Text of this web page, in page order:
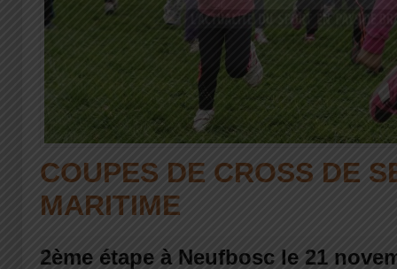
COUPES DE CROSS DE
MARITIME
2ème étape à Neufbosc le 21